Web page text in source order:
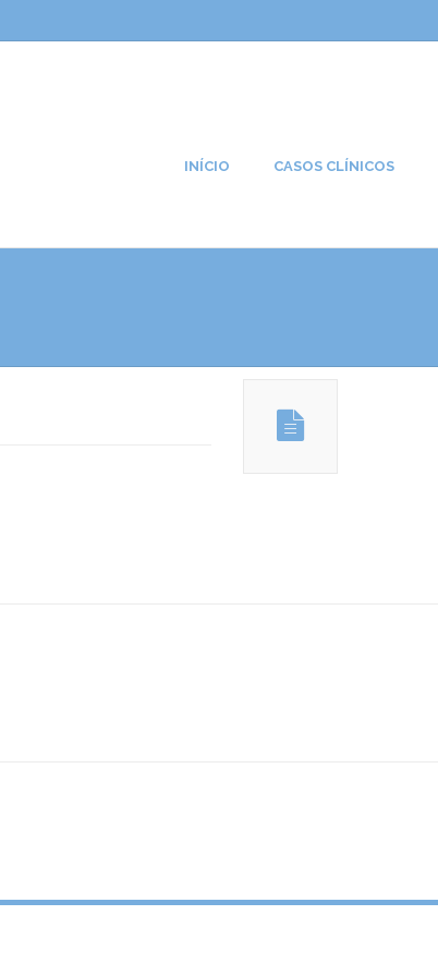
INÍCIO CASOS CLÍNICOS